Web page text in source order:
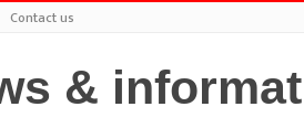
Contact us